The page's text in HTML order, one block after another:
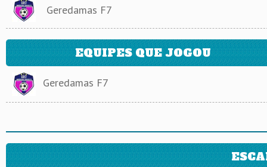
Geredamas F7
EQUIPES QUE JOGOU
Geredamas F7